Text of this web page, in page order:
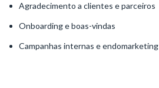
Agradecimento a clientes e parceiros
Onboarding e boas-vindas
Campanhas internas e endomarketing